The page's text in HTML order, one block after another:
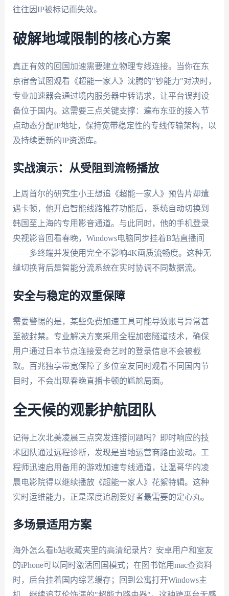
往往因IP被标记而失效。
破解地域限制的核心方案
真正有效的回国加速需要建立物理专线连接。当你在东
京宿舍试图观看《超能一家人》沈腾的"钞能力"对决时，
专业加速器会通过境内服务器中转请求，让平台误判设
备位于国内。这需要三点关键支撑：遍布东亚的接入节
点动态分配IP地址，保持宽带稳定性的专线传输架构，以
及持续更新的IP资源库。
实战演示：从受阻到流畅播放
上周首尔的研究生小王想追《超能一家人》预告片却遭
遇卡顿，他开启智能线路推荐功能后，系统自动切换到
韩国至上海的专用影音通道。与此同时，他的手机登录
央视影音回看春晚，Windows电脑同步挂着B站直播间
——多终端并发使用完全不影响4K画质流畅度。这种无
缝切换背后是智能分流系统在实时协调不同数据流。
安全与稳定的双重保障
需要警惕的是，某些免费加速工具可能导致账号异常甚
至被封禁。专业解决方案采用全程加密隧道技术，确保
用户通过日本节点连接爱奇艺时的登录信息不会被截
取。百兆独享带宽保障了多位室友同时观看不同国内节
目时，不会出现春晚直播卡顿的尴尬局面。
全天候的观影护航团队
记得上次北美凌晨三点突发连接问题吗？即时响应的技
术团队通过远程诊断，发现是当地运营商路由波动。工
程师迅速启用备用的游戏加速专线通道，让温哥华的凌
晨电影院得以继续播放《超能一家人》花絮特辑。这种
实时运维能力，正是深度追剧爱好者最需要的定心丸。
多场景适用方案
海外怎么看b站收藏夹里的高清纪录片？安卓用户和室友
的iPhone可以同时激活回国模式；在图书馆用mac查资料
时，后台挂着国内综艺缓存；回到公寓打开Windows主